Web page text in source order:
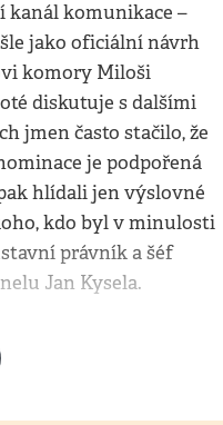
kanál komunikace –
jako oficiální návrh
komory Miloši
diskutuje s dalšími
jmen často stačilo, že
je podpořená
hlídali jen výslovné
kdo byl v minulosti
právník a šéf
Jan Kysela.